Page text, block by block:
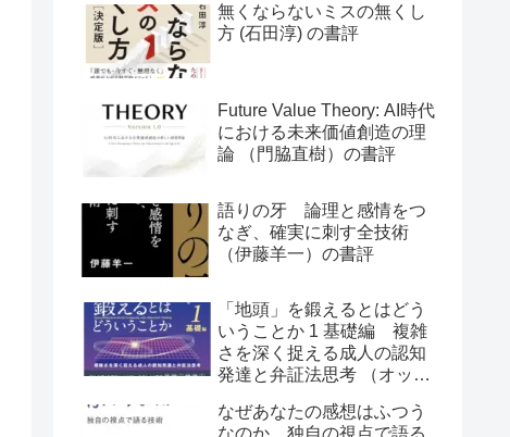
無くならないミスの無くし
方 (石田淳) の書評
Future Value Theory: AI時代
における未来価値創造の理
論 （門脇直樹）の書評
語りの牙 論理と感情をつ
なぎ、確実に刺す全技術
（伊藤羊一）の書評
「地頭」を鍛えるとはどう
いうことか 1 基礎編 複雑
さを深く捉える成人の認知
発達と弁証法思考 （オット
なぜあなたの感想はふつう
なのか 独自の視点で語る